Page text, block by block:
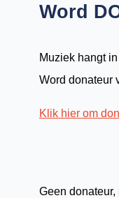
Word
Muziek hangt
Word donateur
Klik hier om
Geen